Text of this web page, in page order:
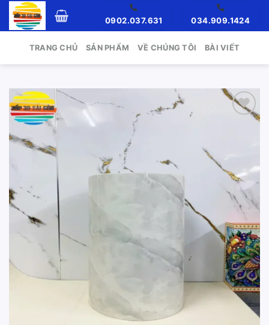
Skip
0902.037.631 034.909.1424
TRANG CHỦ SẢN PHẨM VỀ CHÚNG TÔI BÀI VIẾT